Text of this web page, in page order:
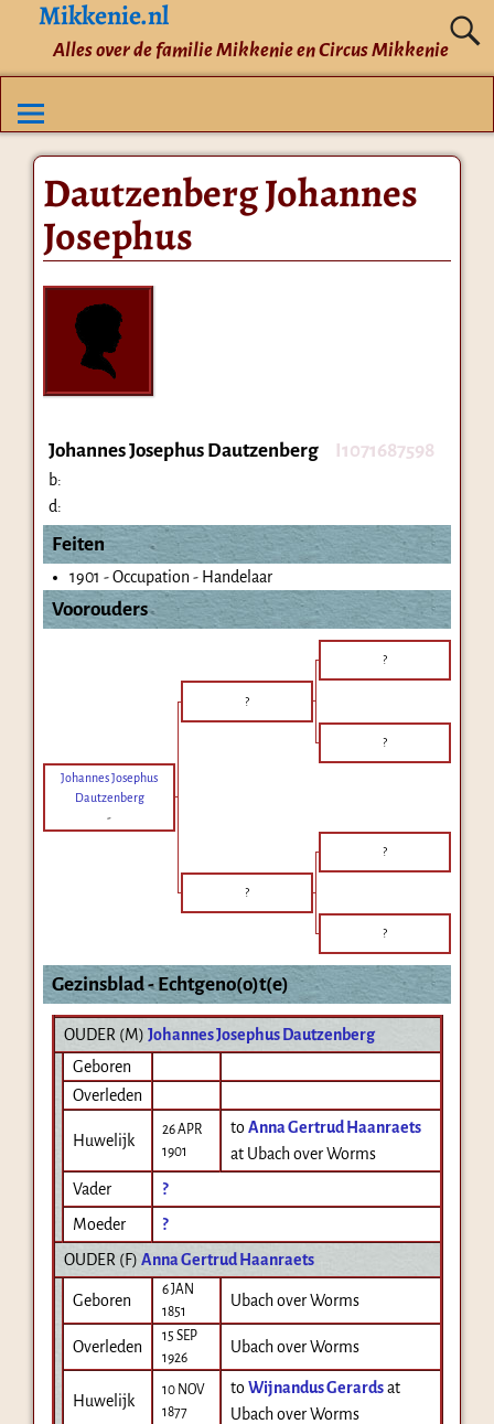
Mikkenie.nl
Alles over de familie Mikkenie en Circus Mikkenie
Dautzenberg Johannes
Josephus
Johannes Josephus Dautzenberg I1071687598
b:
d:
Feiten
1901 - Occupation - Handelaar
Voorouders
?
?
?
Johannes Josephus
Dautzenberg
-
?
?
?
Gezinsblad - Echtgeno(o)t(e)
OUDER (M) Johannes Josephus Dautzenberg
Geboren
Overleden
Huwelijk
26 APR
1901
toAnna Gertrud Haanraets
at Ubach over Worms
Vader
?
Moeder
?
OUDER (F) Anna Gertrud Haanraets
Geboren
6 JAN
1851
Ubach over Worms
Overleden
15 SEP
1926
Ubach over Worms
Huwelijk
10 NOV
1877
toWijnandus Gerards at
Ubach over Worms